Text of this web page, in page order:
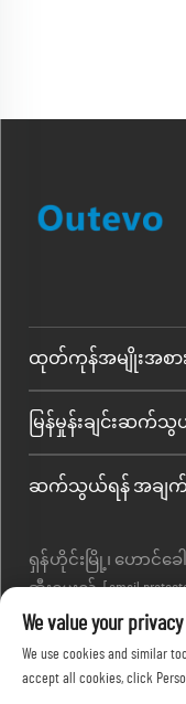
ထုတ်ကုန်အမျိုးအစာ
မြန်မှုန်းချင်းဆက်သွ
ဆက်သွယ်ရန် အချ
ရှန်ဟိုင်းမြို့၊ ဟောင်ခ
အီးမေးလ် :[email
တယ်လီဖုန်း :+86-
တယ်လီဖုန်း :
+86-
တယ်လီဖုန်း : +86-
We value your privacy
We use cookies and similar
accept all cookies, click